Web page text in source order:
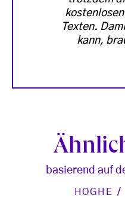
Texten.
kann,
basierend auf
HOGHE